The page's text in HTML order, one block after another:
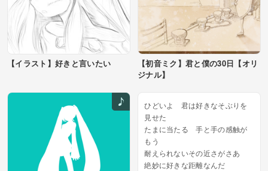
【イラスト】好きと言いたい
【初音ミク】君と僕の30日【オリ
ジナル】
ひどいよ 君は好きなそぶりを
見せた
たまに当たる 手と手の感触が
もう
耐えられないその近さがさあ
絶妙に好きな距離なんだ